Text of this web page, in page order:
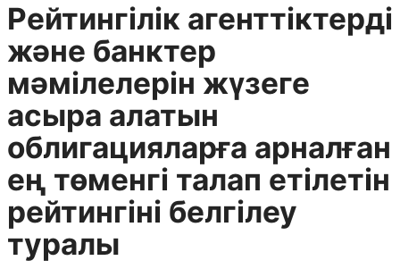
Рейтингілік агенттіктерді
және банктер
мәмілелерін жүзеге
асыра алатын
облигацияларға арналған
ең төменгі талап етілетін
рейтингіні белгілеу
туралы